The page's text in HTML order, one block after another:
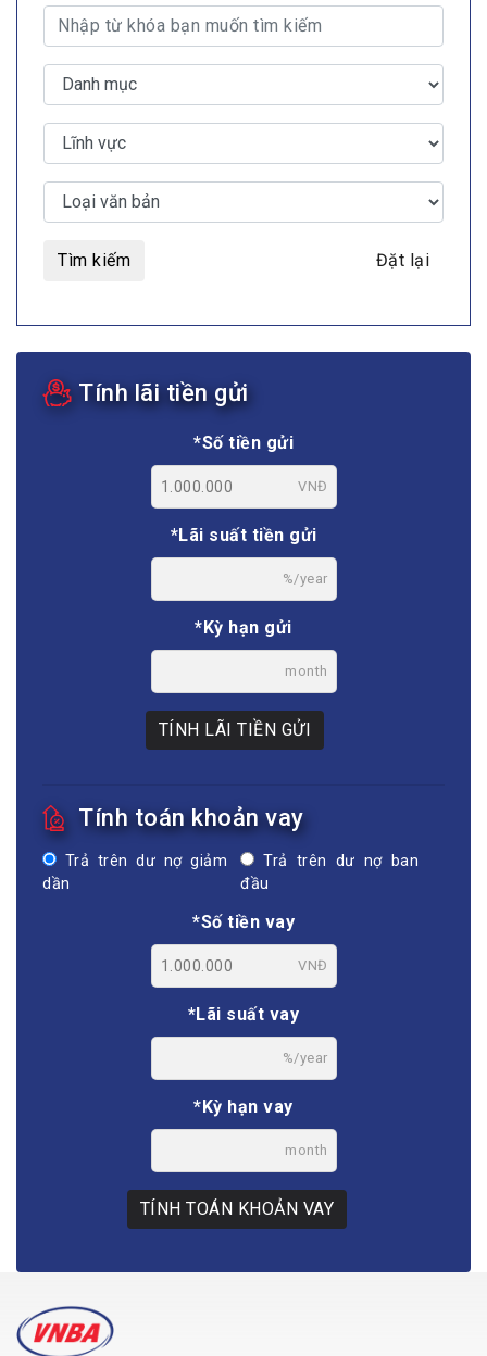
Tìm kiếm Đặt lại
Tính lãi tiền gửi
*Số tiền gửi
VNĐ
*Lãi suất tiền gửi
%/year
*Kỳ hạn gửi
month
TÍNH LÃI TIỀN GỬI
Tính toán khoản vay
Trả trên dư nợ giảm
dần
Trả trên dư nợ ban
đầu
*Số tiền vay
VNĐ
*Lãi suất vay
%/year
*Kỳ hạn vay
month
TÍNH TOÁN KHOẢN VAY